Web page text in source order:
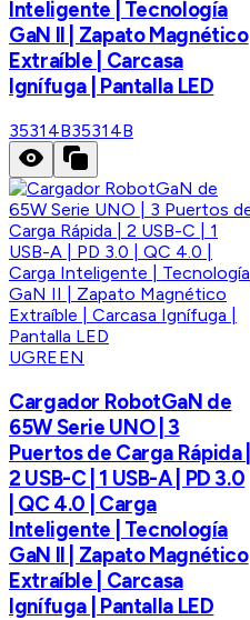
Inteligente | Tecnología
GaN II | Zapato Magnético
Extraíble | Carcasa
Ignífuga | Pantalla LED
35314B35314B
UGREEN
Cargador RobotGaN de
65W Serie UNO | 3
Puertos de Carga Rápida |
2 USB-C | 1 USB-A | PD 3.0
| QC 4.0 | Carga
Inteligente | Tecnología
GaN II | Zapato Magnético
Extraíble | Carcasa
Ignífuga | Pantalla LED